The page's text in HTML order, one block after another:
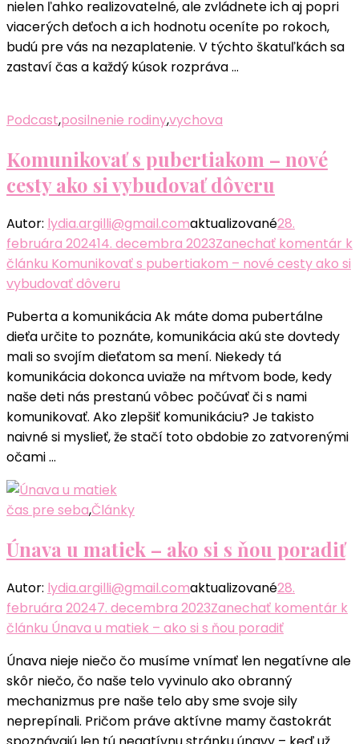
nielen ľahko realizovatelné, ale zvládnete ich aj popri
viacerých deťoch a ich hodnotu oceníte po rokoch,
budú pre vás na nezaplatenie. V týchto škatuľkách sa
zastaví čas a každý kúsok rozpráva …
Podcast,posilnenie rodiny,vychova
Komunikovať s pubertiakom – nové
cesty ako si vybudovať dôveru
Autor: lydia.argilli@gmail.comaktualizované28.
februára 202414. decembra 2023Zanechať komentár k
článku Komunikovať s pubertiakom – nové cesty ako si
vybudovať dôveru
Puberta a komunikácia Ak máte doma pubertálne
dieťa určite to poznáte, komunikácia akú ste dovtedy
mali so svojím dieťatom sa mení. Niekedy tá
komunikácia dokonca uviaže na mŕtvom bode, kedy
naše deti nás prestanú vôbec počúvať či s nami
komunikovať. Ako zlepšiť komunikáciu? Je takisto
naivné si myslieť, že stačí toto obdobie zo zatvorenými
očami …
čas pre seba,Články
Únava u matiek – ako si s ňou poradiť
Autor: lydia.argilli@gmail.comaktualizované28.
februára 20247. decembra 2023Zanechať komentár k
článku Únava u matiek – ako si s ňou poradiť
Únava nieje niečo čo musíme vnímať len negatívne ale
skôr niečo, čo naše telo vyvinulo ako obranný
mechanizmus pre naše telo aby sme svoje sily
neprepínali. Pričom práve aktívne mamy častokrát